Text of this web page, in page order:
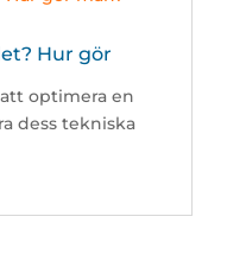
Hur gör
optimera en
dess tekniska